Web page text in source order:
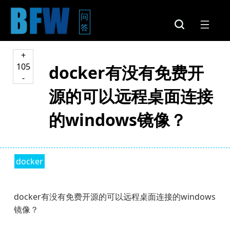
问
答
+
105
-
docker有没有免费开
源的可以远程桌面连接
的windows镜像？
docker
docker有没有免费开源的可以远程桌面连接的windows
镜像？